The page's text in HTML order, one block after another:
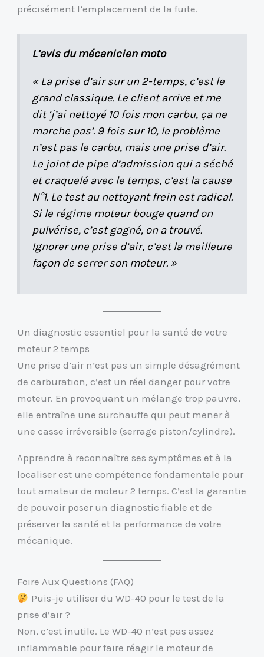
précisément l’emplacement de la fuite.
L’avis du mécanicien moto
« La prise d’air sur un 2-temps, c’est le
grand classique. Le client arrive et me
dit ‘j’ai nettoyé 10 fois mon carbu, ça ne
marche pas’. 9 fois sur 10, le problème
n’est pas le carbu, mais une prise d’air.
Le joint de pipe d’admission qui a séché
et craquelé avec le temps, c’est la cause
N°1. Le test au nettoyant frein est radical.
Si le régime moteur bouge quand on
pulvérise, c’est gagné, on a trouvé.
Ignorer une prise d’air, c’est la meilleure
façon de serrer son moteur. »
Un diagnostic essentiel pour la santé de votre
moteur 2 temps
Une prise d’air n’est pas un simple désagrément
de carburation, c’est un réel danger pour votre
moteur. En provoquant un mélange trop pauvre,
elle entraîne une surchauffe qui peut mener à
une casse irréversible (serrage piston/cylindre).
Apprendre à reconnaître ses symptômes et à la
localiser est une compétence fondamentale pour
tout amateur de moteur 2 temps. C’est la garantie
de pouvoir poser un diagnostic fiable et de
préserver la santé et la performance de votre
mécanique.
Foire Aux Questions (FAQ)
Puis-je utiliser du WD-40 pour le test de la
prise d’air ?
Non, c’est inutile. Le WD-40 n’est pas assez
inflammable pour faire réagir le moteur de